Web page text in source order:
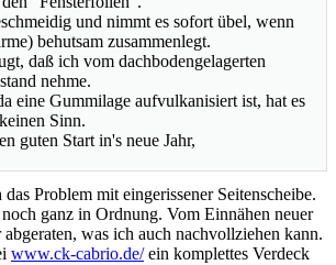
und nimmt es sofort übel, wenn
behutsam zusammenlegt.
daß ich vom dachbodengelagerten
nehme.
eine Gummilage aufvulkanisiert ist, hat es
Sinn.
guten Start in's neue Jahr,
Problem mit eingerissener Seitenscheibe.
ganz in Ordnung. Vom Einnähen neuer
was ich auch nachvollziehen kann.
www.ck-cabrio.de/ein komplettes Verdeck